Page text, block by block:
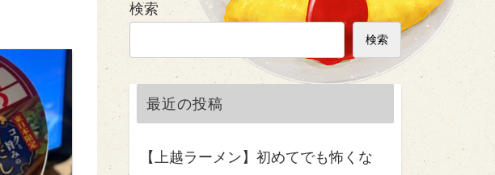
検索
検索
最近の投稿
【上越ラーメン】初めてでも怖くな